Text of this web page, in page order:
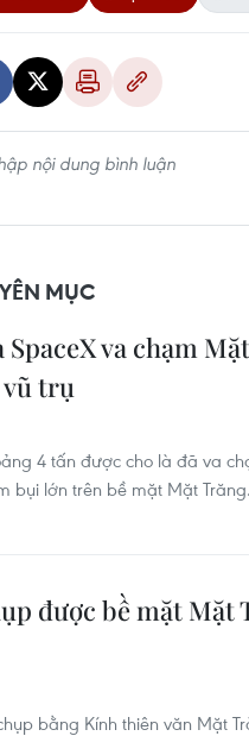
MỤC
va chạm
vũ trụ
4 tấn được cho là đã va
bụi lớn trên bề mặt Mặt Trăng.
được bề mặt Mặt
bằng Kính thiên văn Mặt